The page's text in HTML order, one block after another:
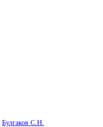
Булгаков С.Н.